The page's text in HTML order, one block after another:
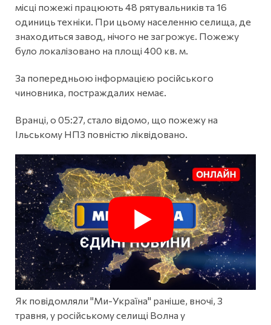
місці пожежі працюють 48 рятувальників та 16
одиниць техніки. При цьому населенню селища, де
знаходиться завод, нічого не загрожує. Пожежу
було локалізовано на площі 400 кв. м.
За попередньою інформацією російського
чиновника, постраждалих немає.
Вранці, о 05:27, стало відомо, що пожежу на
Ільському НПЗ повністю ліквідовано.
Як повідомляли "Ми-Україна" раніше, вночі, 3
травня, у російському селищі Волна у